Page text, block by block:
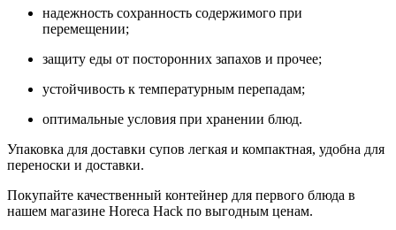
надежность сохранность содержимого при
перемещении;
защиту еды от посторонних запахов и прочее;
устойчивость к температурным перепадам;
оптимальные условия при хранении блюд.
Упаковка для доставки супов легкая и компактная, удобна для
переноски и доставки.
Покупайте качественный контейнер для первого блюда в
нашем магазине Horeca Hack по выгодным ценам.